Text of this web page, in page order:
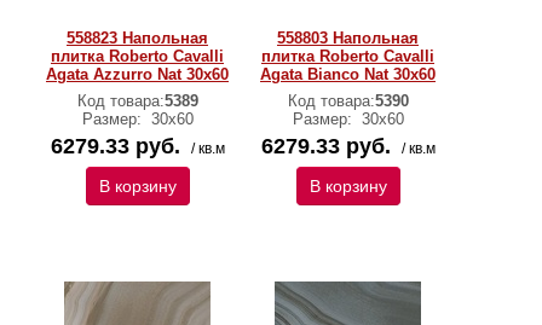
558823 Напольная
плитка Roberto Cavalli
Agata Azzurro Nat 30x60
Код товара:5389
Размер: 30х60
6279.33 руб. / кв.м
В корзину
558803 Напольная
плитка Roberto Cavalli
Agata Bianco Nat 30x60
Код товара:5390
Размер: 30х60
6279.33 руб. / кв.м
В корзину